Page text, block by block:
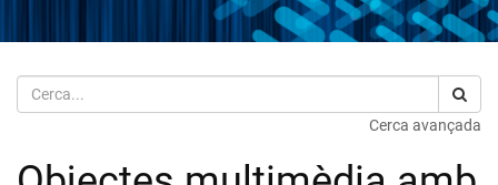
Cerca
Cerca avançada